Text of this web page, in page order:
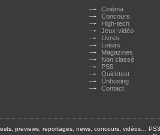
Cinéma
Concours
High-tech
Jeux-vidéo
Livres
Loisirs
Magazines
Non classé
PS5
Quicktest
Unboxing
Contact
previews, reportages, news, concours, vidéos…